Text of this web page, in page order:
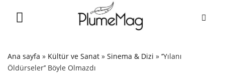
Ana sayfa » Kültür ve Sanat » Sinema & Dizi » ‘’Yılanı
Öldürseler’’ Böyle Olmazdı